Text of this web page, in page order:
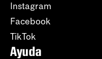
Instagram
Facebook
TikTok
Ayuda